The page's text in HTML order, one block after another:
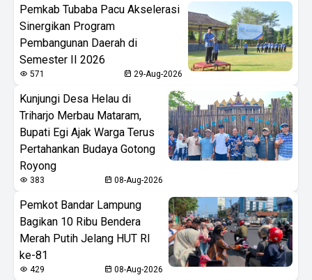
Pemkab Tubaba Pacu Akselerasi
Sinergikan Program
Pembangunan Daerah di
Semester II 2026
571 29-Aug-2026
Kunjungi Desa Helau di
Triharjo Merbau Mataram,
Bupati Egi Ajak Warga Terus
Pertahankan Budaya Gotong
Royong
383 08-Aug-2026
Pemkot Bandar Lampung
Bagikan 10 Ribu Bendera
Merah Putih Jelang HUT RI
ke-81
429 08-Aug-2026